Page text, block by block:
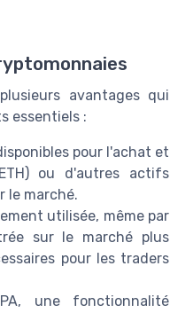
avantages qui
essentiels :
pour l'achat et
ou d'autres actifs
le marché.
utilisée, même par
sur le marché plus
pour les traders
une fonctionnalité